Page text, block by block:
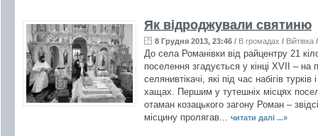
Як відроджували святиню
8 Грудня 2013, 23:46 / В громадах / Війтівка
До села Романівки від райцентру 21
поселення згадується у кінці XVII –
селянивтікачі, які під час набігів
хащах. Першим у тутешніх місцях
отаман козацького загону Роман –
місцину пролягав... читати далі ...»